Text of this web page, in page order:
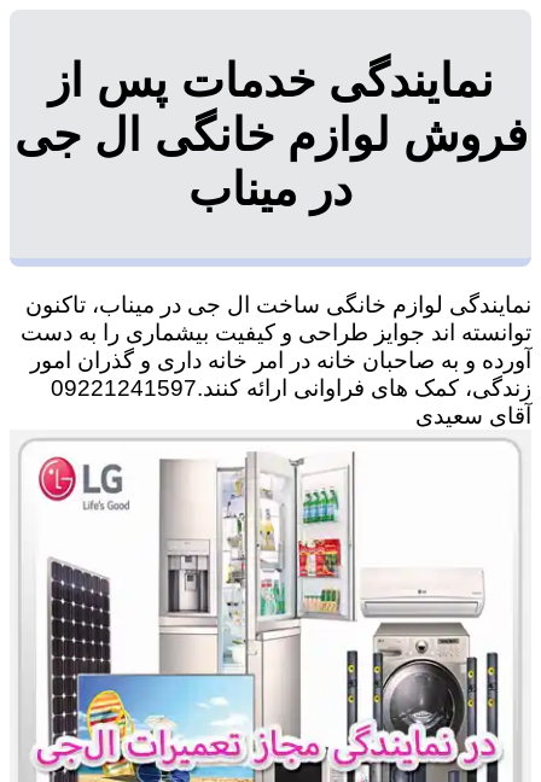
نمایندگی خدمات پس از
فروش لوازم خانگی ال جی
در میناب
نمایندگی لوازم خانگی ساخت ال جی در میناب، تاکنون
توانسته اند جوایز طراحی و کیفیت بیشماری را به دست
آورده و به صاحبان خانه در امر خانه داری و گذران امور
زندگی، کمک های فراوانی ارائه کنند.09221241597
آقای سعیدی